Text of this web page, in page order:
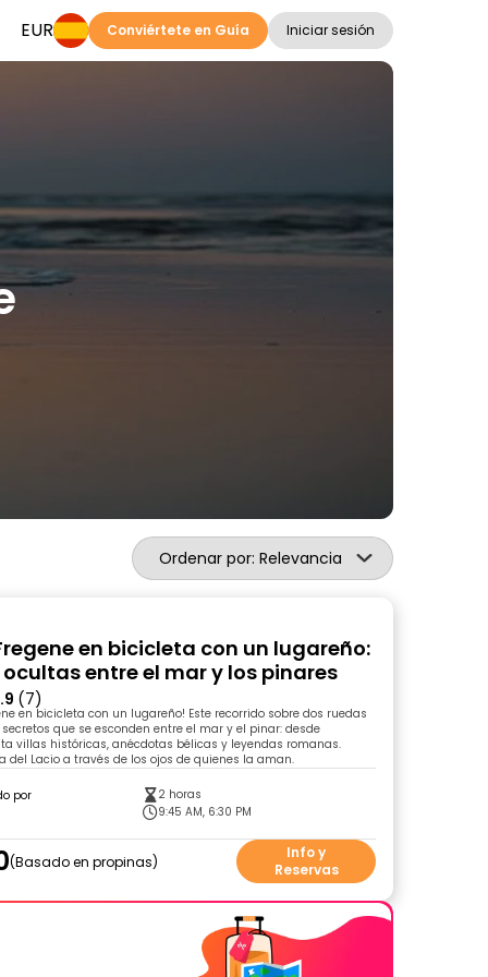
EUR Conviértete en Guía Iniciar sesión
Ordenar por: Relevancia
en bicicleta con un lugareño:
entre el mar y los pinares
(7)
en bicicleta con un lugareño! Este recorrido sobre dos ruedas
que se esconden entre el mar y el pinar: desde
villas históricas, anécdotas bélicas y leyendas romanas.
del Lacio a través de los ojos de quienes la aman.
por
2 horas
9:45 AM, 6:30 PM
Basado en propinas
Info y
Reservas